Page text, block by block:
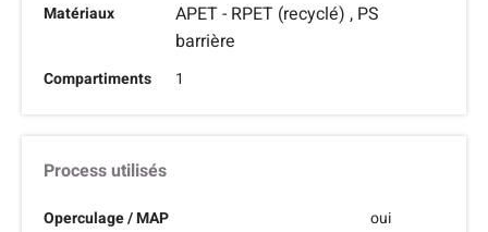
Matériaux
APET - RPET (recyclé) , PS
barrière
Compartiments 1
Process utilisés
Operculage / MAP
oui